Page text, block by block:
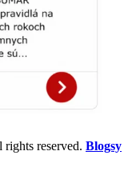
rights reserved. Blogsy